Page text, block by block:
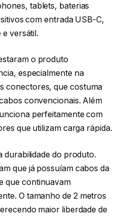
tablets, baterias
com entrada USB-C,
versátil.
o produto
especialmente na
conectores, que costuma
convencionais. Além
perfeitamente com
que utilizam carga rápida.
durabilidade do produto.
que já possuíam cabos da
que continuavam
O tamanho de 2 metros
maior liberdade de